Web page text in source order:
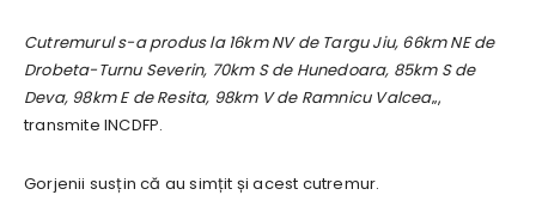
Cutremurul s-a produs la 16km NV de Targu Jiu, 66km NE de
Drobeta-Turnu Severin, 70km S de Hunedoara, 85km S de
Deva, 98km E de Resita, 98km V de Ramnicu Valcea„,
transmite INCDFP.
Gorjenii susțin că au simțit și acest cutremur.